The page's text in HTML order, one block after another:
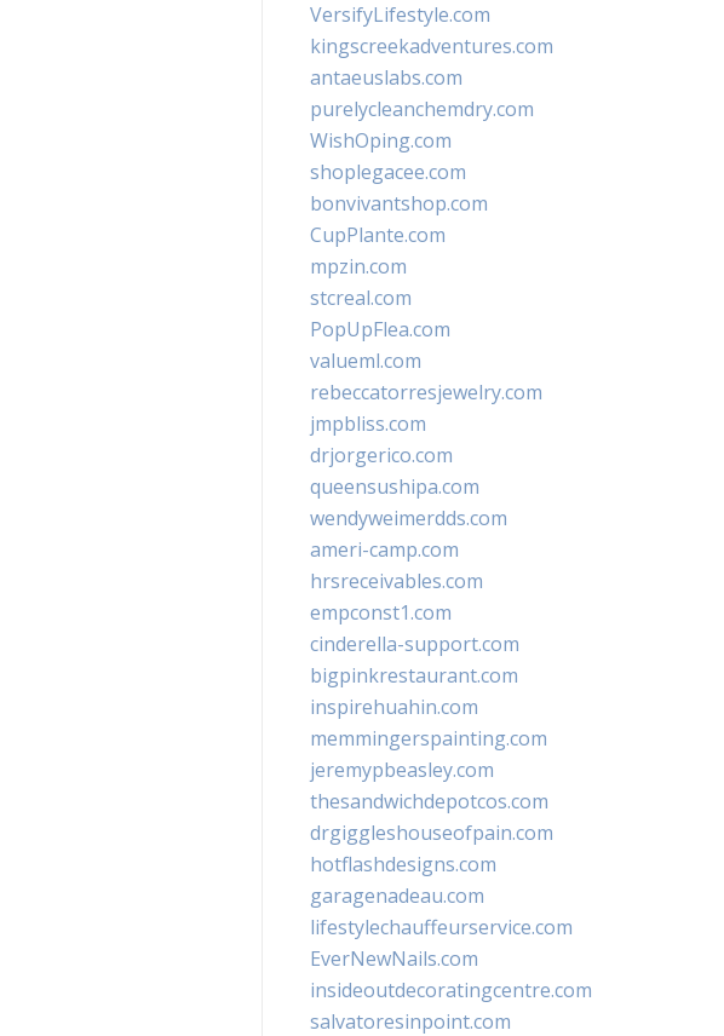
VersifyLifestyle.com
kingscreekadventures.com
antaeuslabs.com
purelycleanchemdry.com
WishOping.com
shoplegacee.com
bonvivantshop.com
CupPlante.com
mpzin.com
stcreal.com
PopUpFlea.com
valueml.com
rebeccatorresjewelry.com
jmpbliss.com
drjorgerico.com
queensushipa.com
wendyweimerdds.com
ameri-camp.com
hrsreceivables.com
empconst1.com
cinderella-support.com
bigpinkrestaurant.com
inspirehuahin.com
memmingerspainting.com
jeremypbeasley.com
thesandwichdepotcos.com
drgiggleshouseofpain.com
hotflashdesigns.com
garagenadeau.com
lifestylechauffeurservice.com
EverNewNails.com
insideoutdecoratingcentre.com
salvatoresinpoint.com